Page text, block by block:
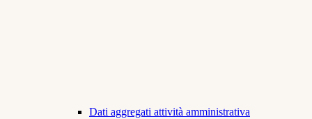
Dati aggregati attività amministrativa